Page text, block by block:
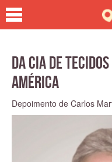
Da Cia de
América
Depoimento de Carlos